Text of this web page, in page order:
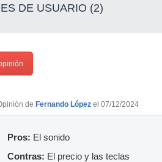
DE USUARIO (2)
de Fernando López el 07/12/2024
Pros: El sonido
Contras: El precio y las teclas